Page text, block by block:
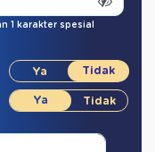
1 karakter spesial